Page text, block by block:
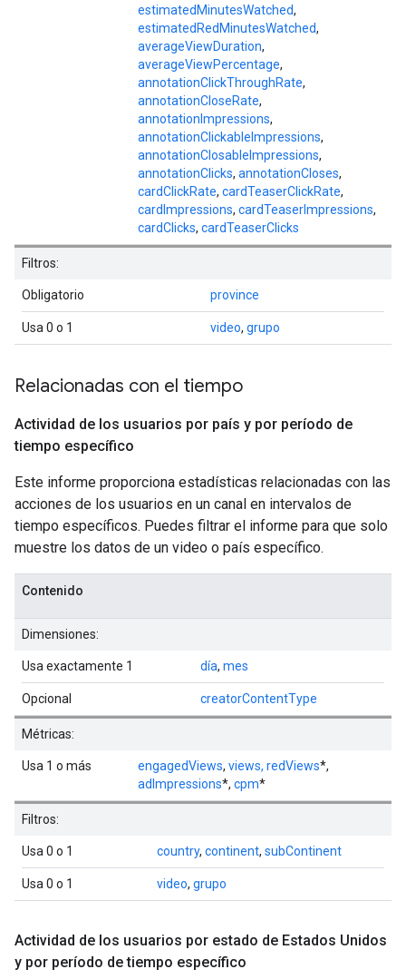
estimatedMinutesWatched,
estimatedRedMinutesWatched,
averageViewDuration,
averageViewPercentage,
annotationClickThroughRate,
annotationCloseRate,
annotationImpressions,
annotationClickableImpressions,
annotationClosableImpressions,
annotationClicks, annotationCloses,
cardClickRate, cardTeaserClickRate,
cardImpressions, cardTeaserImpressions,
cardClicks, cardTeaserClicks
Filtros:
Obligatorio province
Usa 0 o 1 video, grupo
Relacionadas con el tiempo
Actividad de los usuarios por país y por período de
tiempo específico
Este informe proporciona estadísticas relacionadas con las
acciones de los usuarios en un canal en intervalos de
tiempo específicos. Puedes filtrar el informe para que solo
muestre los datos de un video o país específico.
Contenido
Dimensiones:
Usa exactamente 1 día, mes
Opcional creatorContentType
Métricas:
Usa 1 o más engagedViews, views, redViews*,
adImpressions*, cpm*
Filtros:
Usa 0 o 1 country, continent, subContinent
Usa 0 o 1 video, grupo
Actividad de los usuarios por estado de Estados Unidos
y por período de tiempo específico